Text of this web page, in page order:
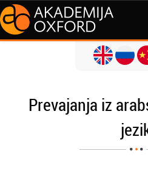
Prevajanja iz